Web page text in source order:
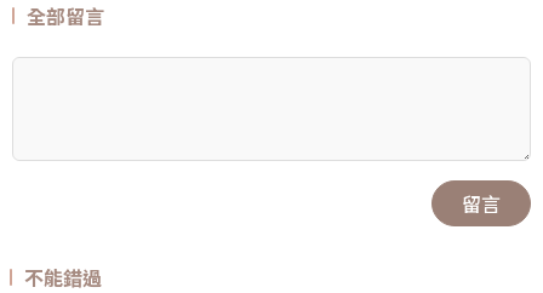
全部留言
留言
不能錯過